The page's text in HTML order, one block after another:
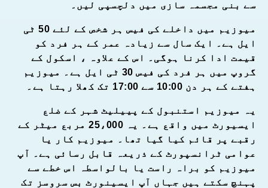
سے بنی مجسمہ سازی میں دلچسپی لیں۔
میوزیم میں داخلے کی فیس ہر شخص کے لئے 50 ٹی
ایل ہے۔ ایک سال سے زیادہ عمر کے ہر فرد کو
قیمت ادا کرنا ہوگی۔ اس کے علاوہ ، اسکول کے
گروپ میں ہر فرد کی فیس 30 ٹی ایل ہے۔ میوزیم
ہفتے کے ہر دن 10:00 سے 17:00 تک کھلا رہتا ہے۔
یہ میوزیم استنبول کے پییلیٹ شہر کے ضلع
ایسیورٹ میں واقع ہے۔ یہ 25،000 مربع میٹر کے
رقبے پر قائم کیا گیا تھا۔ میوزیم کار یا
عوامی ٹرانسپورٹ کے ذریعہ قابل رسائی ہے۔ آپ
میوزیم کو براہ راست یا بالواسطہ اس خطے سے
پہنچ سکتے ہیں جہاں آپ ایسینورٹ بس سروسز تک